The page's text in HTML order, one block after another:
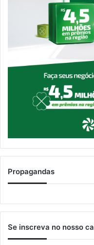
Propagandas
Se inscreva no nosso